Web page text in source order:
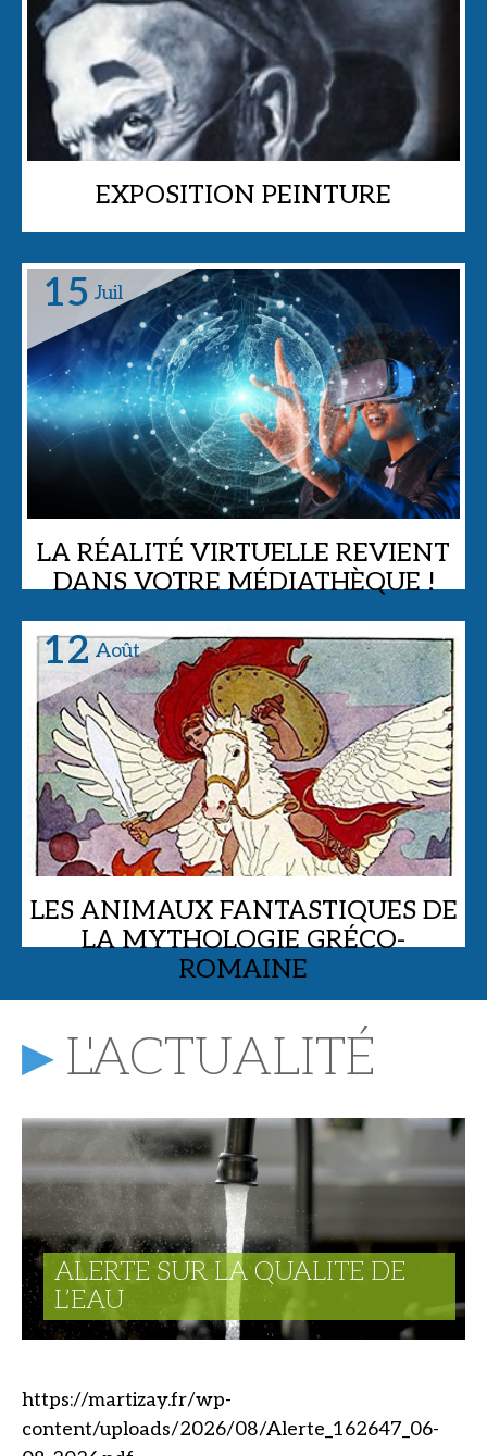
EXPOSITION PEINTURE
Médiathèque,
15 Juil
LA RÉALITÉ VIRTUELLE REVIENT
DANS VOTRE MÉDIATHÈQUE !
Médiathèque,
12 Août
LES ANIMAUX FANTASTIQUES DE
LA MYTHOLOGIE GRÉCO-
ROMAINE
Musée archéologique,
L'ACTUALITÉ
ALERTE SUR LA QUALITE DE
L’EAU
https://martizay.fr/wp-
content/uploads/2026/08/Alerte_162647_06-